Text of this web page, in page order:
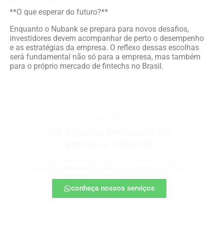
**O que esperar do futuro?**
Enquanto o Nubank se prepara para novos desafios,
investidores devem acompanhar de perto o desempenho
e as estratégias da empresa. O reflexo dessas escolhas
será fundamental não só para a empresa, mas também
para o próprio mercado de fintechs no Brasil.
conheça nossos serviços